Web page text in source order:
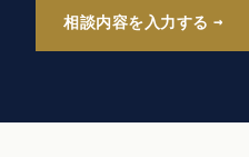
相談内容を入力する